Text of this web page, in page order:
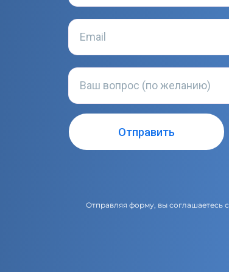
Отправляя форму, вы соглашаетесь с